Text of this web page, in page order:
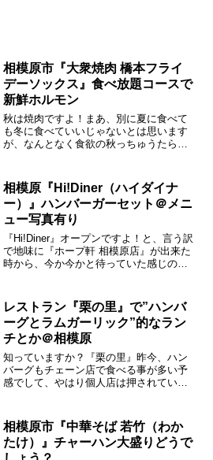
相模原市『大衆焼肉 橋本フライ
デーソックス』食べ放題コースで
新鮮ホルモン
秋は焼肉ですよ！まあ、別に夏に食べて
も冬に食べていいじゃないとは思います
が、なんとなく食欲の秋っちゅうたら肉
はり春夏秋冬で肉質とかは変わるので、
わりと季節は大事だぞと。...
相模原『Hi!Diner（ハイダイナ
ー）』ハンバーガーセット＠メニ
ュー写真有り
『Hi!Diner』オープンですよ！と、言う訳
で地味に『ホープ軒 相模原店』が出来た
時から、今か今かと待っていた感じの
シ』に行ったタイミングで食べるパター
ンで...
レストラン『栗の里』で”ハンバ
ーグとラムガーリック”的なラン
チとか＠相模原
知っていますか？『栗の里』昨今、ハン
バーグもチェーン店で食べる事が多い予
感でして、やはり個人店は押されている
と！」と、言う訳で超久し振りに相模大
野にあるレストラン『栗の...
相模原市『中華そば 若竹（わか
たけ）』チャーハン大盛りどうで